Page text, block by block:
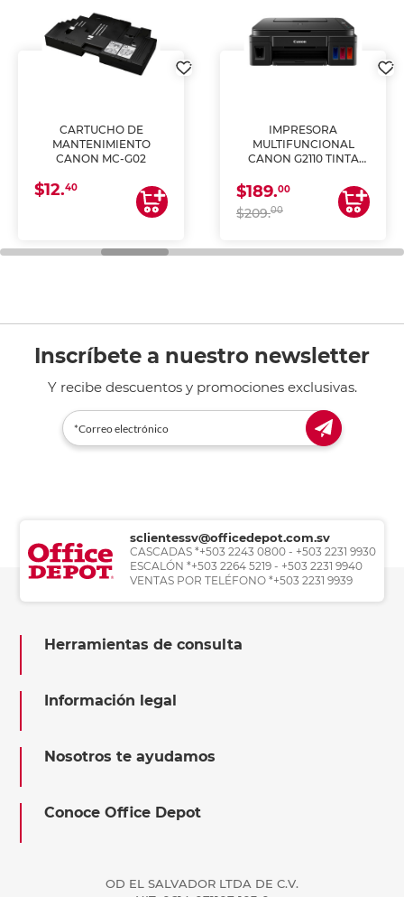
CARTUCHO DE
MANTENIMIENTO
CANON MC-G02
$12.40
IMPRESORA
MULTIFUNCIONAL
CANON G2110 TINTA
$189.00
$209.00
Inscríbete a nuestro newsletter
Y recibe descuentos y promociones exclusivas.
sclientessv@officedepot.com.sv
CASCADAS *+503 2243 0800 - +503 2231 9930
ESCALÓN *+503 2264 5219 - +503 2231 9940
VENTAS POR TELÉFONO *+503 2231 9939
Herramientas de consulta
Información legal
Nosotros te ayudamos
Conoce Office Depot
OD EL SALVADOR LTDA DE C.V.